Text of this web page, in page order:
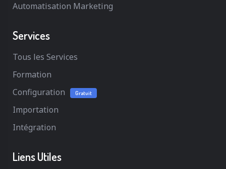
Automatisation Marketing
Services
Tous les Services
Formation
Configuration
Gratuit
Importation
Intégration
Liens Utiles